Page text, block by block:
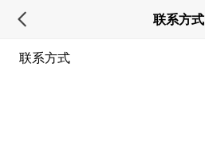
联系方式
联系方式